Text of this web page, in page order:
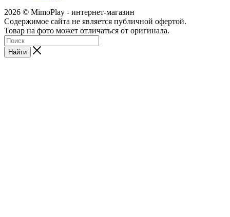
2026 © MimoPlay - интернет-магазин
Содержимое сайта не является публичной офертой.
Товар на фото может отличаться от оригинала.
Найти